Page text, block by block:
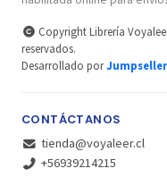
Copyright Librería
reservados.
Desarrollado porJumpseller
CONTÁCTANOS
tienda@voyaleer.cl
+56939214215